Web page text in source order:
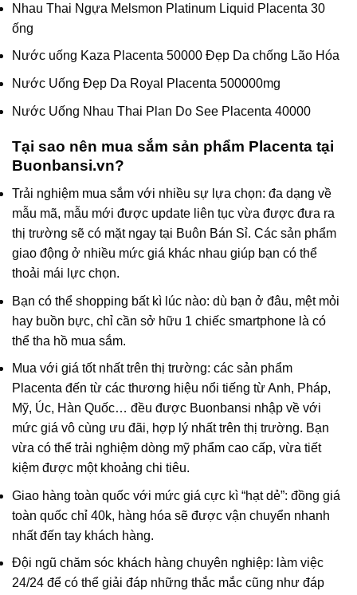
Nhau Thai Ngựa Melsmon Platinum Liquid Placenta 30
ống
Nước uống Kaza Placenta 50000 Đẹp Da chống Lão Hóa
Nước Uống Đẹp Da Royal Placenta 500000mg
Nước Uống Nhau Thai Plan Do See Placenta 40000
Tại sao nên mua sắm sản phẩm Placenta tại
Buonbansi.vn?
Trải nghiệm mua sắm với nhiều sự lựa chọn: đa dạng về
mẫu mã, mẫu mới được update liên tục vừa được đưa ra
thị trường sẽ có mặt ngay tại Buôn Bán Sỉ. Các sản phẩm
giao động ở nhiều mức giá khác nhau giúp bạn có thể
thoải mái lực chọn.
Bạn có thể shopping bất kì lúc nào: dù bạn ở đâu, mệt mỏi
hay buồn bực, chỉ cần sở hữu 1 chiếc smartphone là có
thể tha hồ mua sắm.
Mua với giá tốt nhất trên thị trường: các sản phẩm
Placenta đến từ các thương hiệu nổi tiếng từ Anh, Pháp,
Mỹ, Úc, Hàn Quốc… đều được Buonbansi nhập về với
mức giá vô cùng ưu đãi, hợp lý nhất trên thị trường. Bạn
vừa có thể trải nghiệm dòng mỹ phẩm cao cấp, vừa tiết
kiệm được một khoảng chi tiêu.
Giao hàng toàn quốc với mức giá cực kì “hạt dẻ”: đồng giá
toàn quốc chỉ 40k, hàng hóa sẽ được vận chuyển nhanh
nhất đến tay khách hàng.
Đội ngũ chăm sóc khách hàng chuyên nghiệp: làm việc
24/24 để có thể giải đáp những thắc mắc cũng như đáp